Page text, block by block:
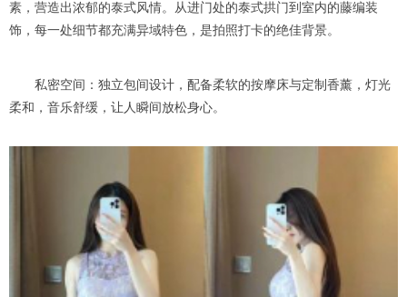
素，营造出浓郁的泰式风情。从进门处的泰式拱门到室内的藤编装
饰，每一处细节都充满异域特色，是拍照打卡的绝佳背景。
私密空间：独立包间设计，配备柔软的按摩床与定制香薰，灯光
柔和，音乐舒缓，让人瞬间放松身心。